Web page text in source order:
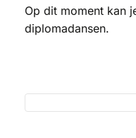
Op dit moment kan
diplomadansen.